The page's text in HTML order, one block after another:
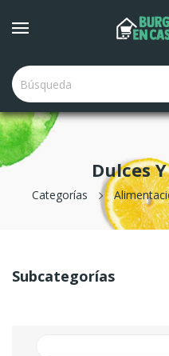
Dulces
Categorías
Subcategorías